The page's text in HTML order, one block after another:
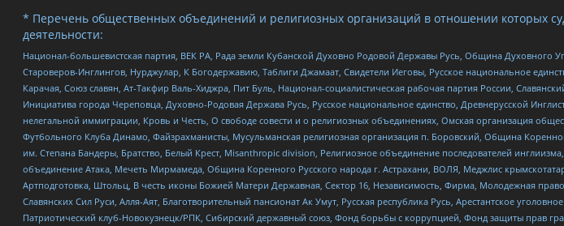
* Перечень общественных объединений и религиозных организаций в отношении которых
деятельности:
Национал-большевистская партия, ВЕК РА, Рада земли Кубанской Духовно Родовой Державы Русь, Община
Староверов-Инглингов, Нурджулар, К Богодержавию, Таблиги Джамаат, Свидетели Иеговы, Русское национальное
Карачая, Союз славян, Ат-Такфир Валь-Хиджра, Пит Буль, Национал-социалистическая рабочая партия России,
Инициатива города Череповца, Духовно-Родовая Держава Русь, Русское национальное единство, Древнерусской
нелегальной иммиграции, Кровь и Честь, О свободе совести и о религиозных объединениях, Омская организация
Футбольного Клуба Динамо, Файзрахманисты, Мусульманская религиозная организация п. Боровский, Община
им. Степана Бандеры, Братство, Белый Крест, Misanthropic division, Религиозное объединение последователей
объединение Атака, Мечеть Мирмамеда, Община Коренного Русского народа г. Астрахани, ВОЛЯ, Меджлис
Артподготовка, Штольц, В честь иконы Божией Матери Державная, Сектор 16, Независимость, Фирма, Молодежная
Славянских Сил Руси, Алля-Аят, Благотворительный пансионат Ак Умут, Русская республика Русь, Арестантское
Патриотический клуб-Новокузнецк/РПК, Сибирский державный союз, Фонд борьбы с коррупцией, Фонд защиты прав